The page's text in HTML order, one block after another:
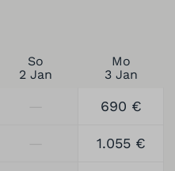
So
2 Jan
Mo
3 Jan
690 €
1.055 €